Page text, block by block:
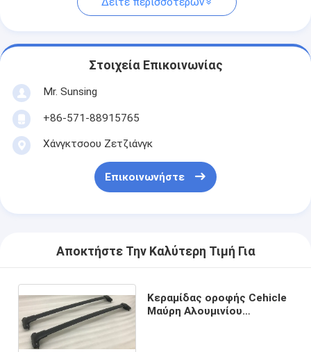
Στοιχεία Επικοινωνίας
Mr. Sunsing
+86-571-88915765
Χάνγκτσοου Ζετζιάνγκ
Επικοινωνήστε
Αποκτήστε Την Καλύτερη Τιμή Για
Κεραμίδας οροφής Cehicle
Μαύρη Αλουμινίου